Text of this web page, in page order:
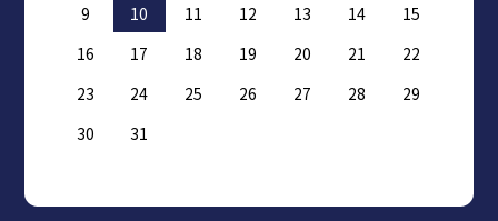
9
10 11 12 13 14
15
16
17 18 19 20 21
22
23
24 25 26 27 28
29
30
31